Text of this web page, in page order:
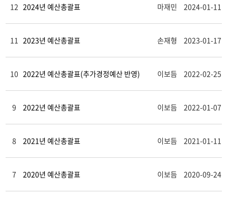
12 2024년 예산총괄표 마재민 2024-01-11
11 2023년 예산총괄표 손재형 2023-01-17
10 2022년 예산총괄표(추가경정예산 반영) 이보듬 2022-02-25
9 2022년 예산총괄표 이보듬 2022-01-07
8 2021년 예산총괄표 이보듬 2021-01-11
7 2020년 예산총괄표 이보듬 2020-09-24